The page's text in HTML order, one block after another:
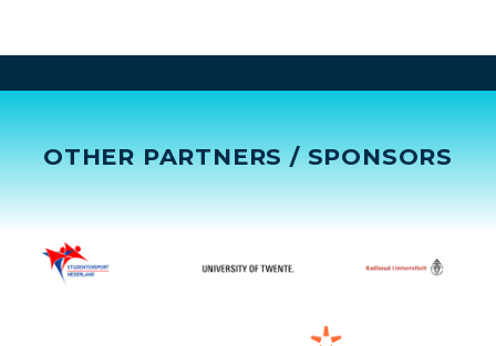
OTHER PARTNERS / SPONSORS